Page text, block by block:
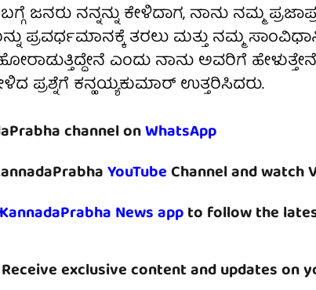
ಜನರು ನನ್ನನ್ನು ಕೇಳಿದಾಗ, ನಾನು ನಮ್ಮ
ಪ್ರವರ್ಧಮಾನಕ್ಕೆ ತರಲು ಮತ್ತು ನಮ್ಮ
ಎಂದು ನಾನು ಅವರಿಗೆ
ಪ್ರಶ್ನೆಗೆ ಕನ್ಹಯ್ಯಕುಮಾರ್ ಉತ್ತರಿಸಿದರು.
channel onWhatsApp
YouTubeChannel and watch
KannadaPrabha News appto follow the
exclusive content and updates on